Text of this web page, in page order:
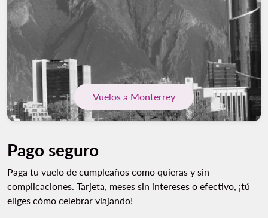
Vuelos a Monterrey
Pago seguro
Paga tu vuelo de cumpleaños como quieras y sin
complicaciones. Tarjeta, meses sin intereses o efectivo, ¡tú
eliges cómo celebrar viajando!